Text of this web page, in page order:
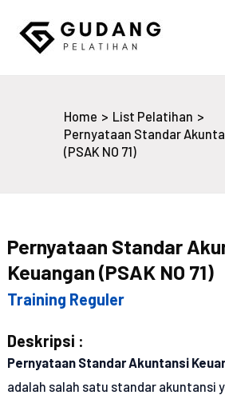
content
Home
List Pelatihan
Pernyataan Standar
(PSAK NO 71)
Pernyataan Standar
Keuangan (PSAK NO 71)
Training Reguler
Deskripsi :
Pernyataan Standar Akuntansi
adalah salah satu standar akuntansi